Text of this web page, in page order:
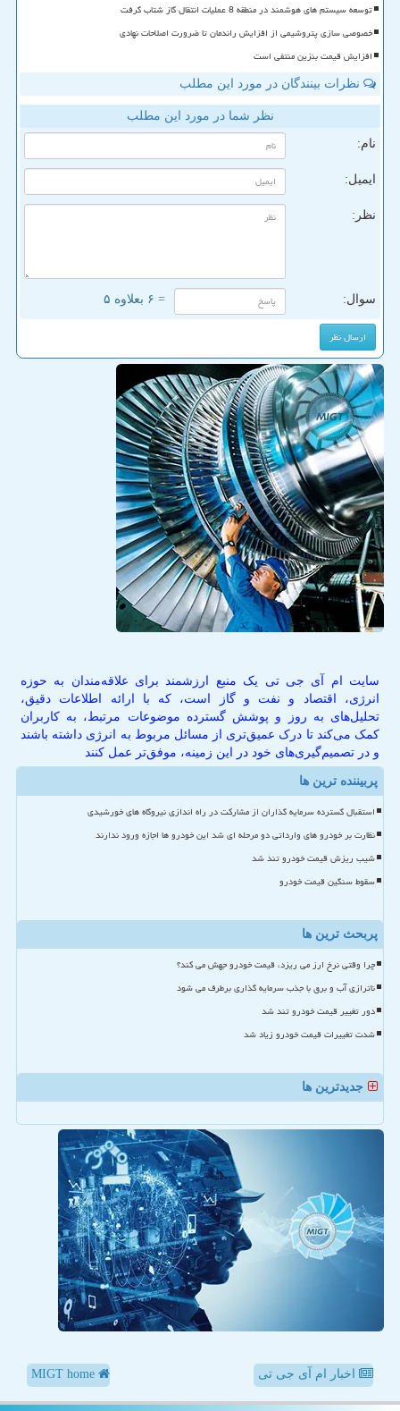
توسعه سیستم های هوشمند در منطقه 8 عملیات انتقال گاز شتاب گرفت
خصوصی سازی پتروشیمی از افزایش راندمان تا ضرورت اصلاحات نهادی
افزایش قیمت بنزین منتفی است
نظرات بینندگان در مورد این مطلب
نظر شما در مورد این مطلب
نام:
ایمیل:
نظر:
سوال: = ۶ بعلاوه ۵
سایت ام آی جی تی یک منبع ارزشمند برای علاقه‌مندان به حوزه
انرژی، اقتصاد و نفت و گاز است، که با ارائه اطلاعات دقیق،
تحلیل‌های به روز و پوشش گسترده موضوعات مرتبط، به کاربران
کمک می‌کند تا درک عمیق‌تری از مسائل مربوط به انرژی داشته باشند
و در تصمیم‌گیری‌های خود در این زمینه، موفق‌تر عمل کنند
پربیننده ترین ها
استقبال گسترده سرمایه گذاران از مشارکت در راه اندازی نیروگاه های خورشیدی
نظارت بر خودرو های وارداتی دو مرحله ای شد این خودرو ها اجازه ورود ندارند
شیب ریزش قیمت خودرو تند شد
سقوط سنگین قیمت خودرو
پربحث ترین ها
چرا وقتی نرخ ارز می ریزد، قیمت خودرو جهش می کند؟
ناترازی آب و برق با جذب سرمایه گذاری برطرف می شود
دور تغییر قیمت خودرو تند شد
شدت تغییرات قیمت خودرو زیاد شد
جدیدترین ها
اخبار ام آی جی تی